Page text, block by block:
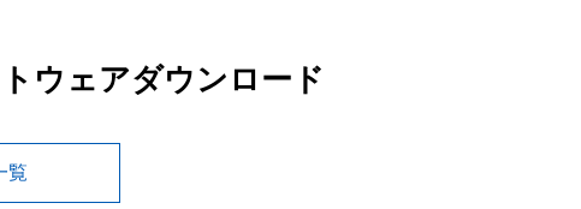
ウェアダウンロード
覧